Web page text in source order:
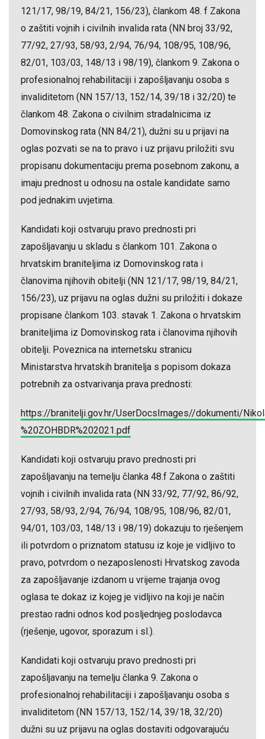
121/17, 98/19, 84/21, 156/23), člankom 48. f Zakona
o zaštiti vojnih i civilnih invalida rata (NN broj 33/92,
77/92, 27/93, 58/93, 2/94, 76/94, 108/95, 108/96,
82/01, 103/03, 148/13 i 98/19), člankom 9. Zakona o
profesionalnoj rehabilitaciji i zapošljavanju osoba s
invaliditetom (NN 157/13, 152/14, 39/18 i 32/20) te
člankom 48. Zakona o civilnim stradalnicima iz
Domovinskog rata (NN 84/21), dužni su u prijavi na
oglas pozvati se na to pravo i uz prijavu priložiti svu
propisanu dokumentaciju prema posebnom zakonu, a
imaju prednost u odnosu na ostale kandidate samo
pod jednakim uvjetima.
Kandidati koji ostvaruju pravo prednosti pri
zapošljavanju u skladu s člankom 101. Zakona o
hrvatskim braniteljima iz Domovinskog rata i
članovima njihovih obitelji (NN 121/17, 98/19, 84/21,
156/23), uz prijavu na oglas dužni su priložiti i dokaze
propisane člankom 103. stavak 1. Zakona o hrvatskim
braniteljima iz Domovinskog rata i članovima njihovih
obitelji. Poveznica na internetsku stranicu
Ministarstva hrvatskih branitelja s popisom dokaza
potrebnih za ostvarivanja prava prednosti:
https://branitelji.gov.hr/UserDocsImages//dokumenti/
%20ZOHBDR%202021.pdf
Kandidati koji ostvaruju pravo prednosti pri
zapošljavanju na temelju članka 48.f Zakona o zaštiti
vojnih i civilnih invalida rata (NN 33/92, 77/92, 86/92,
27/93, 58/93, 2/94, 76/94, 108/95, 108/96, 82/01,
94/01, 103/03, 148/13 i 98/19) dokazuju to rješenjem
ili potvrdom o priznatom statusu iz koje je vidljivo to
pravo, potvrdom o nezaposlenosti Hrvatskog zavoda
za zapošljavanje izdanom u vrijeme trajanja ovog
oglasa te dokaz iz kojeg je vidljivo na koji je način
prestao radni odnos kod posljednjeg poslodavca
(rješenje, ugovor, sporazum i sl.).
Kandidati koji ostvaruju pravo prednosti pri
zapošljavanju na temelju članka 9. Zakona o
profesionalnoj rehabilitaciji i zapošljavanju osoba s
invaliditetom (NN 157/13, 152/14, 39/18, 32/20)
dužni su uz prijavu na oglas dostaviti odgovarajuću